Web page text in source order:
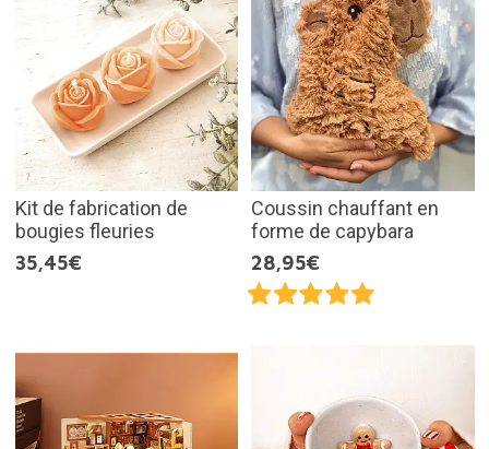
Kit de fabrication de
bougies fleuries
35,45€
Coussin chauffant en
forme de capybara
28,95€